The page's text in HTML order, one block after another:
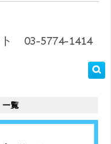
03-5774-1414
一覧